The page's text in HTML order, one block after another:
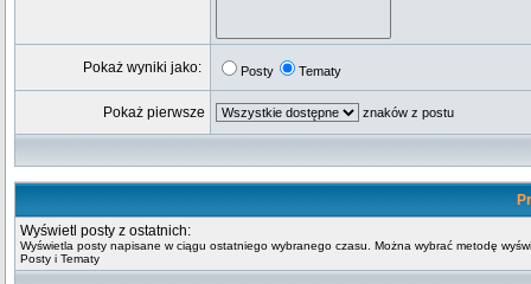
Pokaż wyniki jako: Posty Tematy
Pokaż pierwsze znaków z postu
Wyświetl posty z ostatnich:
Wyświetla posty napisane w ciągu ostatniego wybranego czasu. Można wybrać metodę
Posty i Tematy